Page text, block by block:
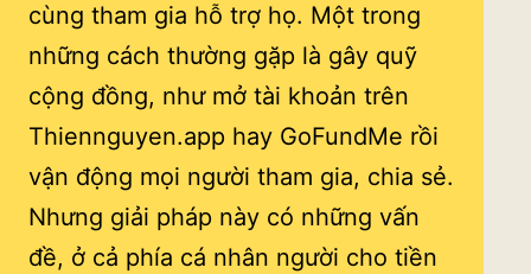
cùng tham gia hỗ trợ họ. Một trong
những cách thường gặp là gây quỹ
cộng đồng, như mở tài khoản trên
Thiennguyen.app hay GoFundMe rồi
vận động mọi người tham gia, chia sẻ.
Nhưng giải pháp này có những vấn
đề, ở cả phía cá nhân người cho tiền